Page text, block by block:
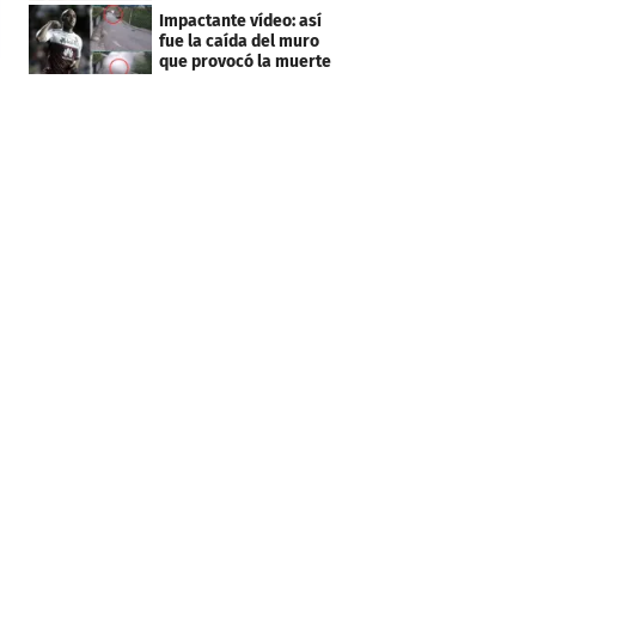
Impactante vídeo: así
fue la caída del muro
que provocó la muerte